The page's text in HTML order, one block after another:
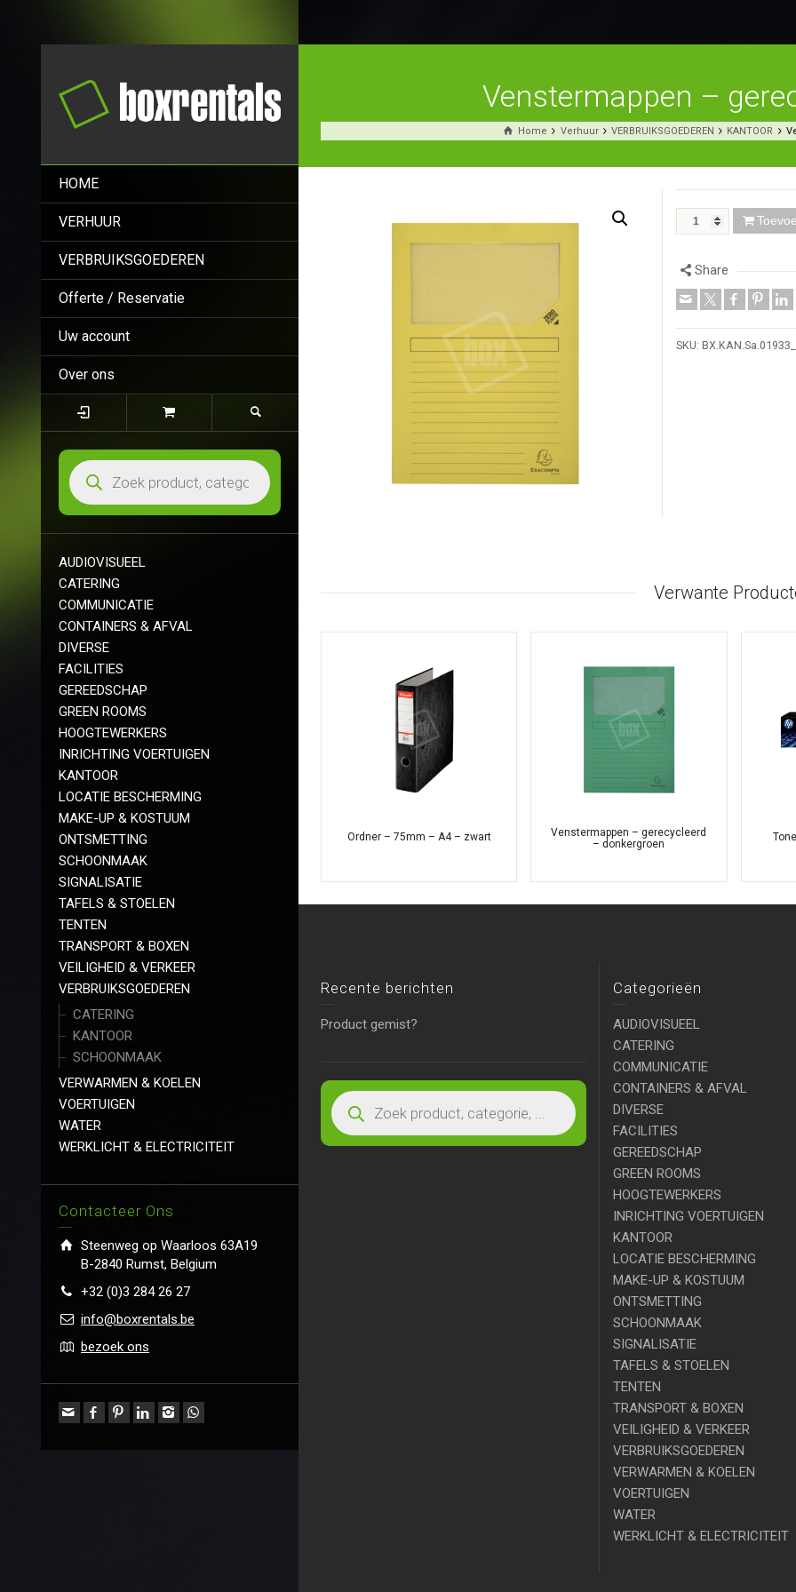
HOME
VERHUUR
VERBRUIKSGOEDEREN
Offerte / Reservatie
Uw account
Over ons
AUDIOVISUEEL
CATERING
COMMUNICATIE
CONTAINERS & AFVAL
DIVERSE
FACILITIES
GEREEDSCHAP
GREEN ROOMS
HOOGTEWERKERS
INRICHTING VOERTUIGEN
KANTOOR
LOCATIE BESCHERMING
MAKE-UP & KOSTUUM
ONTSMETTING
SCHOONMAAK
SIGNALISATIE
TAFELS & STOELEN
TENTEN
TRANSPORT & BOXEN
VEILIGHEID & VERKEER
VERBRUIKSGOEDEREN
CATERING
KANTOOR
SCHOONMAAK
VERWARMEN & KOELEN
VOERTUIGEN
WATER
WERKLICHT & ELECTRICITEIT
Contacteer Ons
Steenweg op Waarloos 63A19
B-2840 Rumst, Belgium
+32 (0)3 284 26 27
info@boxrentals.be
bezoek ons
Venstermappen –
Home Verhuur VERBRUIKSGOEDEREN KANTOOR
Share
SKU:
Verwante
Ordner – 75mm – A4 – zwart
Venstermappen – gerecycleerd
– donkergroen
Recente berichten
Product gemist?
Categorieën
AUDIOVISUEEL
CATERING
COMMUNICATIE
CONTAINERS & AFVAL
DIVERSE
FACILITIES
GEREEDSCHAP
GREEN ROOMS
HOOGTEWERKERS
INRICHTING VOERTUIGEN
KANTOOR
LOCATIE BESCHERMING
MAKE-UP & KOSTUUM
ONTSMETTING
SCHOONMAAK
SIGNALISATIE
TAFELS & STOELEN
TENTEN
TRANSPORT & BOXEN
VEILIGHEID & VERKEER
VERBRUIKSGOEDEREN
VERWARMEN & KOELEN
VOERTUIGEN
WATER
WERKLICHT & ELECTRICITEIT